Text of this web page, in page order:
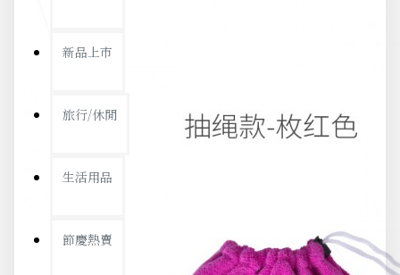
新品上市
旅行/休閒
生活用品
節慶熱賣